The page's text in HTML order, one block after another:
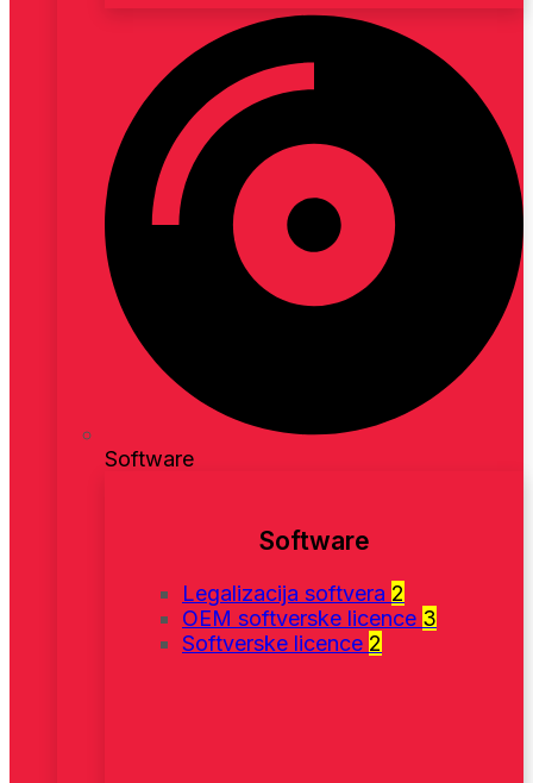
Software
Software
Legalizacija softvera 2
OEM softverske licence 3
Softverske licence 2